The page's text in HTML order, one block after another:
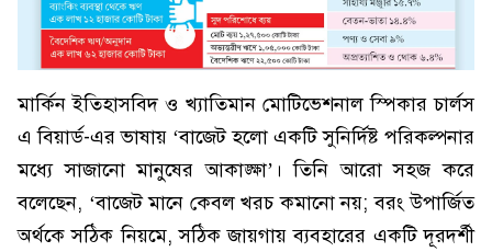
মার্কিন ইতিহাসবিদ ও খ্যাতিমান মোটিভেশনাল স্পিকার চার্লস
এ বিয়ার্ড-এর ভাষায় ‘বাজেট হলো একটি সুনির্দিষ্ট পরিকল্পনার
মধ্যে সাজানো মানুষের আকাঙ্ক্ষা’। তিনি আরো সহজ করে
বলেছেন, ‘বাজেট মানে কেবল খরচ কমানো নয়; বরং উপার্জিত
অর্থকে সঠিক নিয়মে, সঠিক জায়গায় ব্যবহারের একটি দূরদর্শী